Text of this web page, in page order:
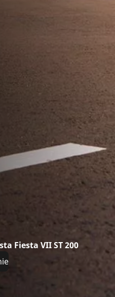
Fiesta VII ST 200